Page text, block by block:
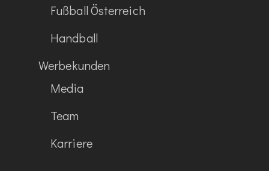
Fußball Österreich
Handball
Werbekunden
Media
Team
Karriere